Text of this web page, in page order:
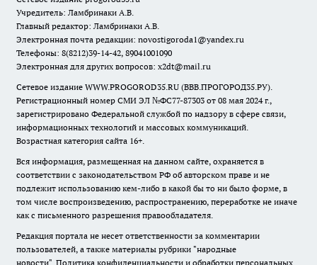
Учредитель: Ламбринаки А.В.
Главный редактор: Ламбринаки А.В.
Электронная почта редакции: novostigoroda1@yandex.ru
Телефоны: 8(8212)39-14-42, 89041001090
Электронная для других вопросов: x2dt@mail.ru
Сетевое издание WWW.PROGOROD35.RU (ВВВ.ПРОГОРОД35.РУ).
Регистрационный номер СМИ ЭЛ №ФС77-87303 от 08 мая 2024 г.,
зарегистрировано Федеральной службой по надзору в сфере связи,
информационных технологий и массовых коммуникаций.
Возрастная категория сайта 16+.
Вся информация, размещенная на данном сайте, охраняется в
соответствии с законодательством РФ об авторском праве и не
подлежит использованию кем-либо в какой бы то ни было форме, в
том числе воспроизведению, распространению, переработке не иначе
как с письменного разрешения правообладателя.
Редакция портала не несет ответственности за комментарии
пользователей, а также материалы рубрики "народные
новости". Политика конфиденциальности и обработки персональных